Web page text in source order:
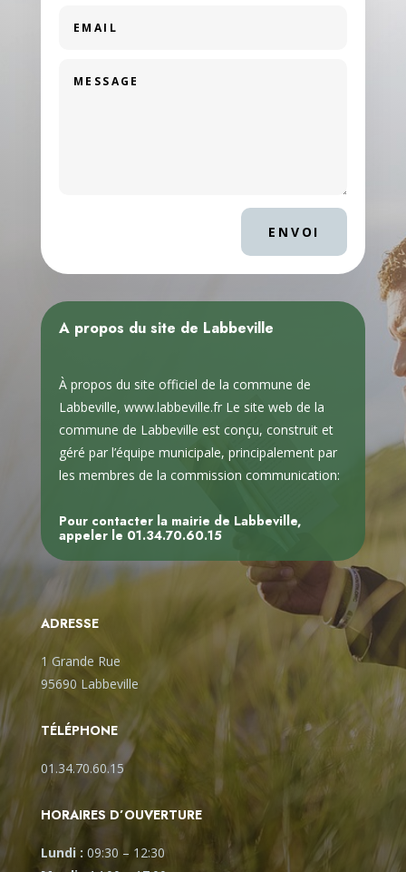
ENVOI
A propos du site de Labbeville
À propos du site officiel de la commune de
Labbeville, www.labbeville.fr Le site web de la
commune de Labbeville est conçu, construit et
géré par l’équipe municipale, principalement par
les membres de la commission communication:
Pour contacter la mairie de Labbeville,
appeler le 01.34.70.60.15
ADRESSE
1 Grande Rue
95690 Labbeville
TÉLÉPHONE
01.34.70.60.15
HORAIRES D’OUVERTURE
Lundi : 09:30 – 12:30